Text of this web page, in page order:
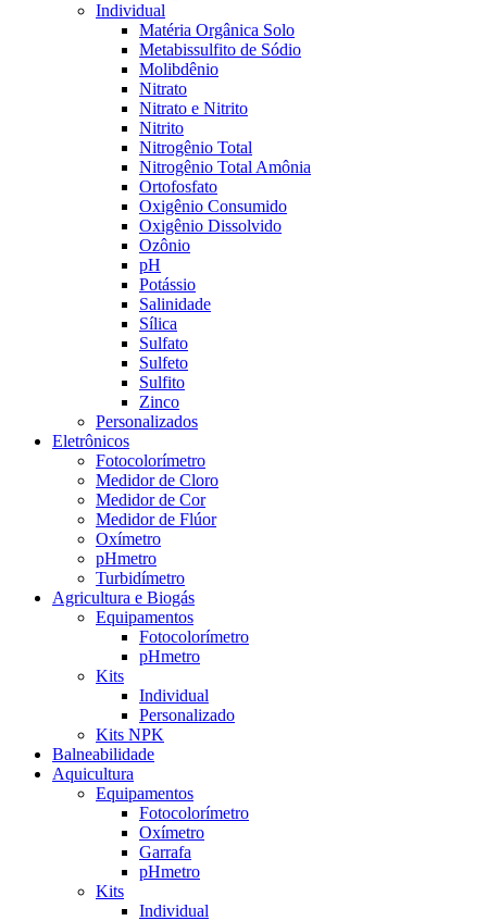
Individual
Matéria Orgânica Solo
Metabissulfito de Sódio
Molibdênio
Nitrato
Nitrato e Nitrito
Nitrito
Nitrogênio Total
Nitrogênio Total Amônia
Ortofosfato
Oxigênio Consumido
Oxigênio Dissolvido
Ozônio
pH
Potássio
Salinidade
Sílica
Sulfato
Sulfeto
Sulfito
Zinco
Personalizados
Eletrônicos
Fotocolorímetro
Medidor de Cloro
Medidor de Cor
Medidor de Flúor
Oxímetro
pHmetro
Turbidímetro
Agricultura e Biogás
Equipamentos
Fotocolorímetro
pHmetro
Kits
Individual
Personalizado
Kits NPK
Balneabilidade
Aquicultura
Equipamentos
Fotocolorímetro
Oxímetro
Garrafa
pHmetro
Kits
Individual